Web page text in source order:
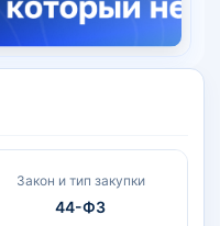
Закон и тип закупки
44-ФЗ